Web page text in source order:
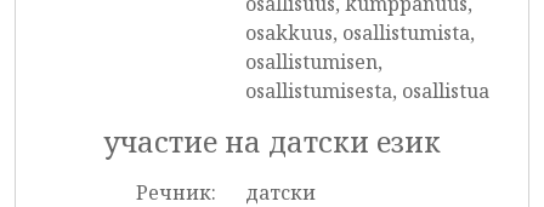
osakkuus, osallistumista,
osallistumisen,
osallistumisesta, osallistua
участие на датски език
Речник:
датски